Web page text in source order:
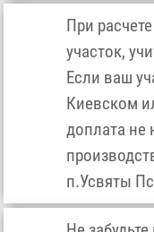
При
участок,
Если ваш
Киевском
доплата не
п.Усвяты